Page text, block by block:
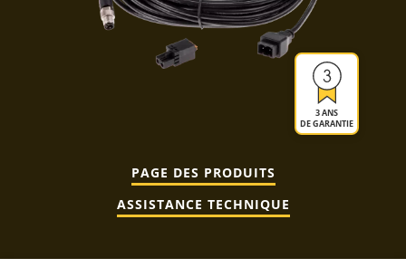
3 ANS
DE GARANTIE
PAGE DES PRODUITS
ASSISTANCE TECHNIQUE